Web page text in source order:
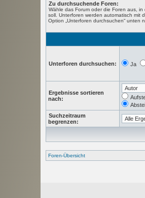
Zu durchsuchende Foren:
Wähle das Forum oder die Foren aus,
soll. Unterforen werden automatisch mit
Option „Unterforen durchsuchen“ unten
Unterforen durchsuchen: Ja
Ergebnisse sortieren
nach:
Suchzeitraum
begrenzen:
Foren-Übersicht